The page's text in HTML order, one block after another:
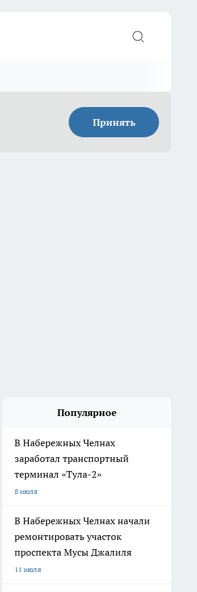
Принять
Популярное
В Набережных Челнах
заработал транспортный
терминал «Тула-2»
8 июля
В Набережных Челнах начали
ремонтировать участок
проспекта Мусы Джалиля
11 июля